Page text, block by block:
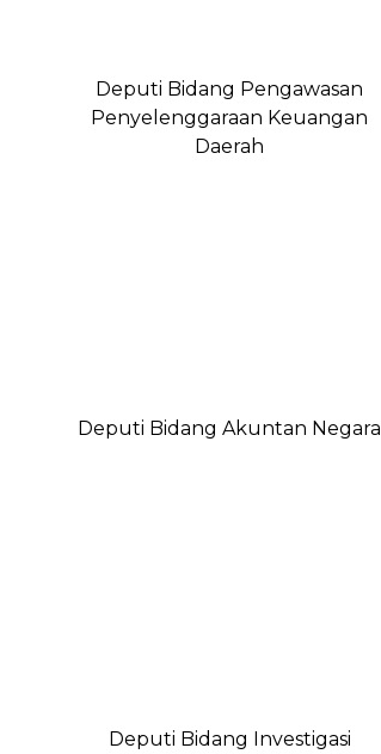
Deputi Bidang Pengawasan
Penyelenggaraan Keuangan
Daerah
Deputi Bidang Akuntan Negara
Deputi Bidang Investigasi